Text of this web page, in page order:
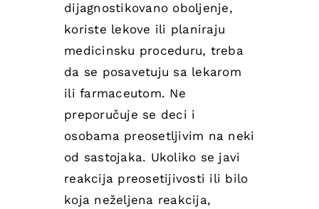
dijagnostikovano oboljenje,
koriste lekove ili planiraju
medicinsku proceduru, treba
da se posavetuju sa lekarom
ili farmaceutom. Ne
preporučuje se deci i
osobama preosetljivim na neki
od sastojaka. Ukoliko se javi
reakcija preosetijivosti ili bilo
koja neželjena reakcija,